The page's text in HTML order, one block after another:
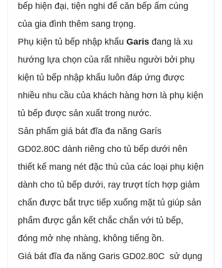
bếp hiện đại, tiện nghi để căn bếp ấm cúng
của gia đình thêm sang trọng.
Phụ kiện tủ bếp nhập khẩu Garis đang là xu
hướng lựa chọn của rất nhiều người bởi phụ
kiện tủ bếp nhập khẩu luôn đáp ứng được
nhiều nhu cầu của khách hàng hơn là phụ kiện
tủ bếp được sản xuất trong nước.
Sản phẩm giá bát đĩa đa năng Garís
GD02.80C dành riêng cho tủ bếp dưới nên
thiết kế mang nét đặc thù của các loại phụ kiện
dành cho tủ bếp dưới, ray trượt tích hợp giảm
chấn được bắt trực tiếp xuống mặt tủ giúp sản
phẩm được gắn kết chắc chắn với tủ bếp,
đóng mở nhẹ nhàng, không tiếng ồn.
Giá bát đĩa đa năng Garis GD02.80C sử dụng